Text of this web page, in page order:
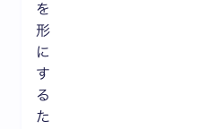
を
形
に
す
る
た